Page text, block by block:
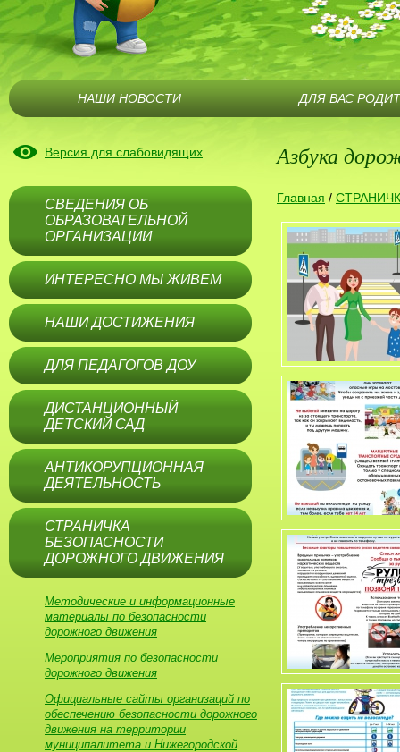
Версия для слабовидящих
СВЕДЕНИЯ ОБ
ОБРАЗОВАТЕЛЬНОЙ
ОРГАНИЗАЦИИ
ИНТЕРЕСНО МЫ ЖИВЕМ
НАШИ ДОСТИЖЕНИЯ
ДЛЯ ПЕДАГОГОВ ДОУ
ДИСТАНЦИОННЫЙ
ДЕТСКИЙ САД
АНТИКОРУПЦИОННАЯ
ДЕЯТЕЛЬНОСТЬ
СТРАНИЧКА
БЕЗОПАСНОСТИ
ДОРОЖНОГО ДВИЖЕНИЯ
Методические и информационные
материалы по безопасности
дорожного движения
Мероприятия по безопасности
дорожного движения
Официальные сайты организаций по
обеспечению безопасности дорожного
движения на территории
муниципалитета и Нижегородской
Азбука
Главная /
НАШИ НОВОСТИ ДЛЯ ВАС